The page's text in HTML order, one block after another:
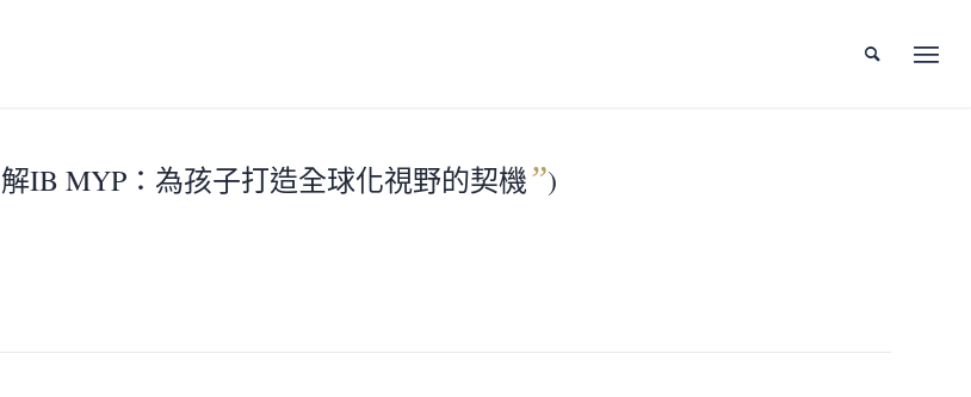
IB MYP：為孩子打造全球化視野的契機”)